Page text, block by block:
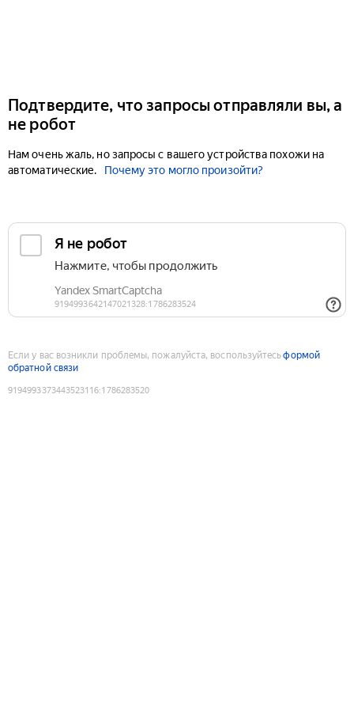
Подтвердите, что запросы отправляли вы, а
не робот
Нам очень жаль, но запросы с вашего устройства похожи на
автоматические.
Почему это могло произойти?
Если у вас возникли проблемы, пожалуйста, воспользуйтесьформой
обратной связи
9194993373443523116:1786283520